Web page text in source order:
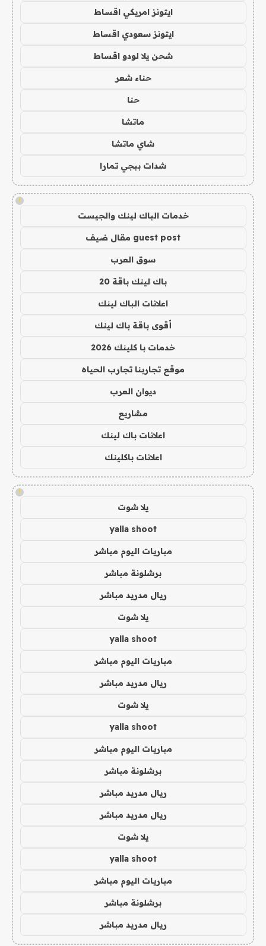
ايتونز امريكي اقساط
ايتونز سعودي اقساط
شحن يلا لودو اقساط
حناء شعر
حنا
ماتشا
شاي ماتشا
شدات ببجي تمارا
!
خدمات الباك لينك والجيست
guest post مقال ضيف
سوق العرب
باك لينك باقة 20
اعلانات الباك لينك
أقوى باقة باك لينك
خدمات با كلينك 2026
موقع تجاربنا تجارب الحياه
ديوان العرب
مشاريع
اعلانات باك لينك
اعلانات باكلينك
!
يلا شوت
yalla shoot
مباريات اليوم مباشر
برشلونة مباشر
ريال مدريد مباشر
يلا شوت
yalla shoot
مباريات اليوم مباشر
ريال مدريد مباشر
يلا شوت
yalla shoot
مباريات اليوم مباشر
برشلونة مباشر
ريال مدريد مباشر
ريال مدريد مباشر
يلا شوت
yalla shoot
مباريات اليوم مباشر
برشلونة مباشر
ريال مدريد مباشر